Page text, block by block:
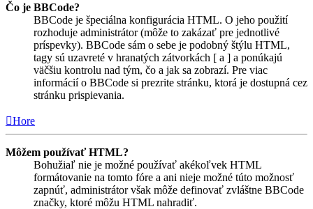
Čo je BBCode?
BBCode je špeciálna konfigurácia HTML. O jeho použití
rozhoduje administrátor (môže to zakázať pre jednotlivé
príspevky). BBCode sám o sebe je podobný štýlu HTML,
tagy sú uzavreté v hranatých zátvorkách [ a ] a ponúkajú
väčšiu kontrolu nad tým, čo a jak sa zobrazí. Pre viac
informácií o BBCode si prezrite stránku, ktorá je dostupná cez
stránku prispievania.
Hore
Môžem používať HTML?
Bohužiaľ nie je možné používať akékoľvek HTML
formátovanie na tomto fóre a ani nieje možné túto možnosť
zapnúť, administrátor však môže definovať zvláštne BBCode
značky, ktoré môžu HTML nahradiť.